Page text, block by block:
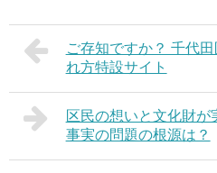
ご存知ですか？ 千代
れ方特設サイト
区民の想いと文化財
事実の問題の根源は？